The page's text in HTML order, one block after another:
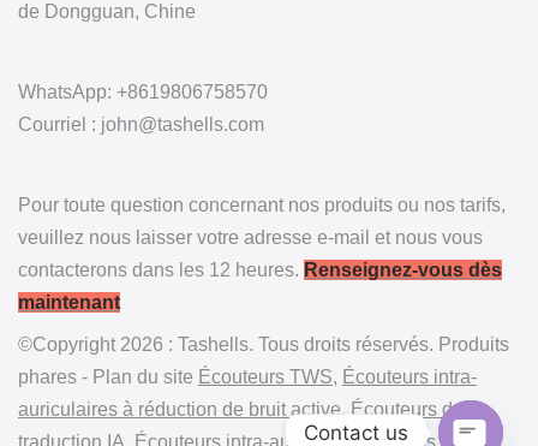
de Dongguan, Chine
WhatsApp: +8619806758570
Courriel : john@tashells.com
Pour toute question concernant nos produits ou nos tarifs,
veuillez nous laisser votre adresse e-mail et nous vous
contacterons dans les 12 heures. Renseignez-vous dès
maintenant
©Copyright 2026 : Tashells. Tous droits réservés. Produits
phares - Plan du site Écouteurs TWS, Écouteurs intra-
auriculaires à réduction de bruit active, Écouteurs de
Contact us